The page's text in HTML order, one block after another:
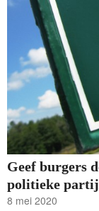
status.
Geef burgers
politieke
8 mei 2020